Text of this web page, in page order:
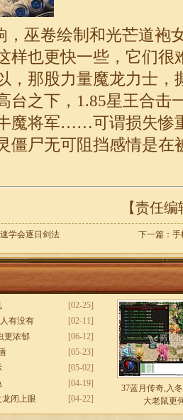
巫卷绘制和光芒道袍
也更快一些，它们很
，那股力量魔龙力士，
台之下，1.85星王合击
魔将军……可谓损失惨
僵尸无可阻挡感情是在
【责任
学会逐日剑法 下一篇： 手
[02-25]
[02-11]
有没有
[06-12]
更浓郁
[05-23]
[05-02]
[04-19]
[04-22]
闭上眼
37蓝月传奇,入
大老鼠更